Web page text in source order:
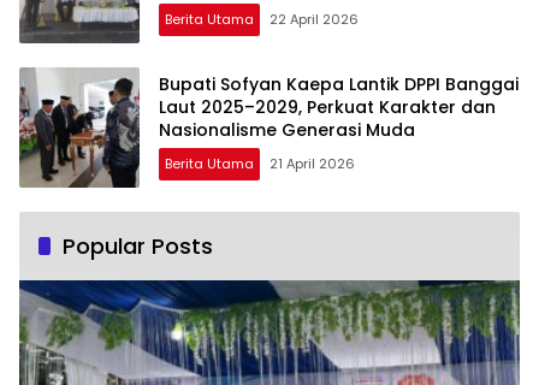
Berita Utama 22 April 2026
Bupati Sofyan Kaepa Lantik DPPI Banggai
Laut 2025–2029, Perkuat Karakter dan
Nasionalisme Generasi Muda
Berita Utama 21 April 2026
Popular Posts